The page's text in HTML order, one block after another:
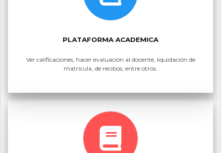
PLATAFORMA ACADEMICA
Ver calificaciones, hacer evaluación al docente, liquidación de
matrícula, de recibos, entre otros.